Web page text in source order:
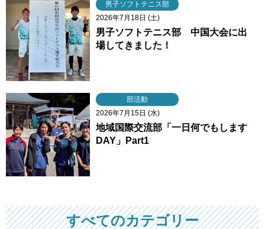
男子ソフトテニス部
2026年7月18日 (土)
男子ソフトテニス部 中国大会に出
場してきました！
部活動
2026年7月15日 (水)
地域国際交流部「一日何でもします
DAY」Part1
すべてのカテゴリー